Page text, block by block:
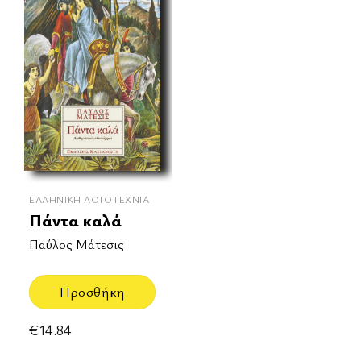
ΕΛΛΗΝΙΚΉ ΛΟΓΟΤΕΧΝΊΑ
Πάντα καλά
Παύλος Μάτεσις
Προσθήκη
€14.84